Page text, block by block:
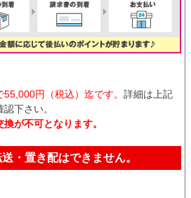
円（税込）迄です。 詳細は上記
下さい。
が不可となります。
・置き配はできません。